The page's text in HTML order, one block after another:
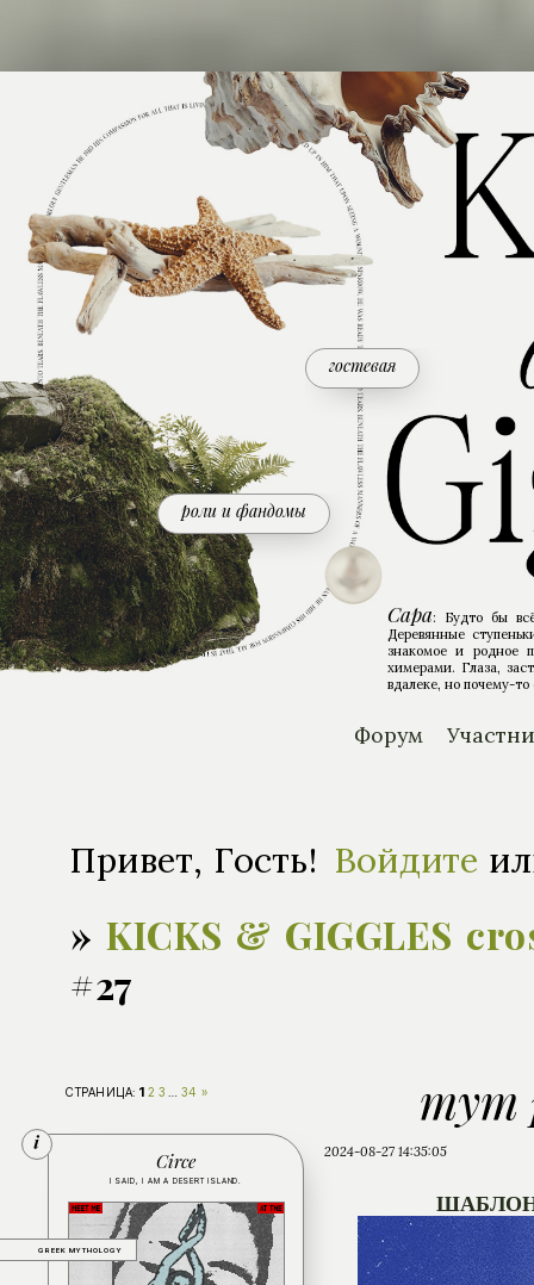
Сара: Будто бы
Деревянные
знакомое и родное
химерами. Глаза,
вдалеке, но почему-то
роли и фандомы
гостевая
Форум
Привет, Гость! Войдите
»KICKS & GIGGLES
#27
тут
СТРАНИЦА: 1 2 3 34 »
2024-08-27 14:35:05
Circe
GREEK MYTHOLOGY
I SAID, I AM A DESERT ISLAND.